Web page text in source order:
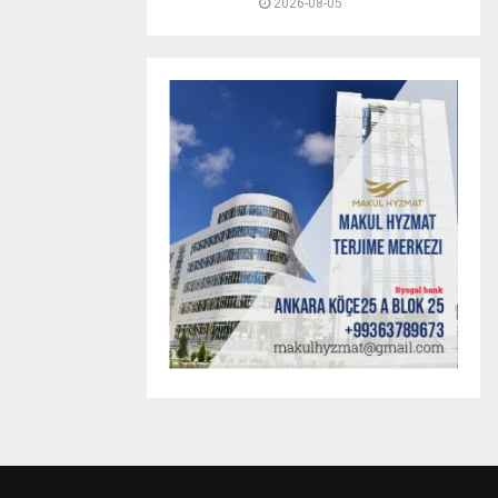
2026-08-05